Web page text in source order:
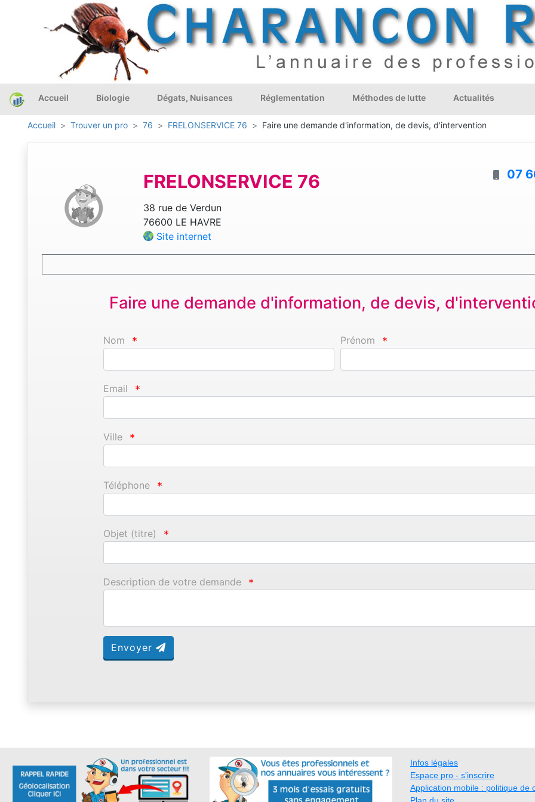
Accueil Biologie Dégats, Nuisances Réglementation Méthodes de lutte Actualités
Accueil Trouver un pro 76 FRELONSERVICE 76 Faire une demande d'information, de devis, d'intervention
FRELONSERVICE 76
38 rue de Verdun
76600 LE HAVRE
Site internet
07
Faire une demande d'information, de devis,
Nom * Prénom *
Email *
Ville *
Téléphone *
Objet (titre) *
Description de votre demande *
Envoyer
Infos légales
Espace pro - s'inscrire
Application mobile : politique de
Plan du site